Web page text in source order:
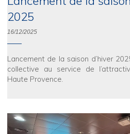
2025
16/12/2025
Lancement de la saison d’hiver
collective au service de
Haute Provence.